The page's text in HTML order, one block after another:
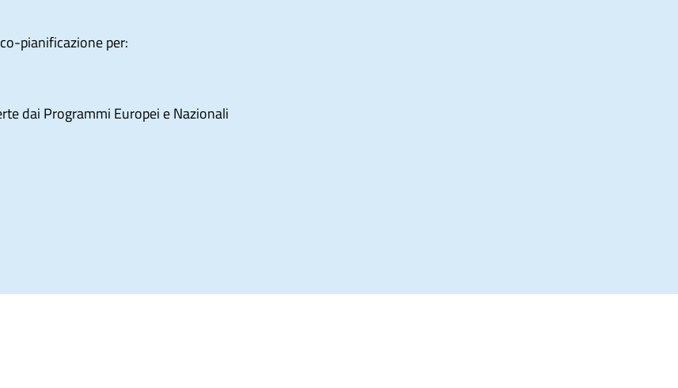
pianificazione per:
dai Programmi Europei e Nazionali